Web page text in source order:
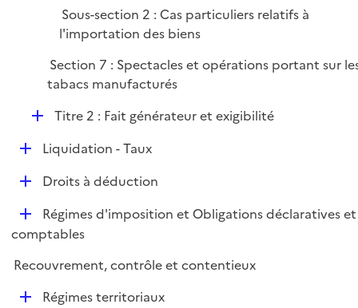
Sous-section 2 : Cas particuliers relatifs à
l'importation des biens
Section 7 : Spectacles et opérations portant sur
tabacs manufacturés
D
p
l
i
e
r
Titre 2 : Fait générateur et exigibilité
D
e
r
Liquidation - Taux
D
l
e
Droits à déduction
D
é
l
Régimes d'imposition et Obligations déclaratives et
comptables
Recouvrement, contrôle et contentieux
DRégimes territoriaux